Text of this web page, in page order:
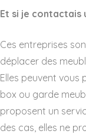
Et si je contactais
Ces entreprises
déplacer des
Elles peuvent vous
box ou garde
proposent un
des cas, elles ne